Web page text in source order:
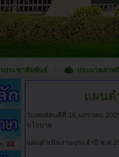
ประชาสัมพันธ์ ประมวลภาพ
แผนด
วันพฤหัสบดีที่ 16 มกราคม
นโยบาย
แผนดำเนินงานประจำปี พ.ศ